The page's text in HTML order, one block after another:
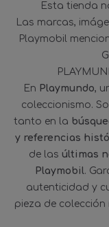
Esta tienda
Las marcas,
Playmobil
En Playmundo,
coleccionismo.
tanto en la
y referencias
de las últimas
Playmobil.
autenticidad y
pieza de